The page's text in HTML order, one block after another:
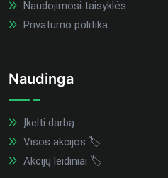
Naudojimosi taisyklės
Privatumo politika
Naudinga
Įkelti darbą
Visos akcijos 🏷️
Akcijų leidiniai 🏷️